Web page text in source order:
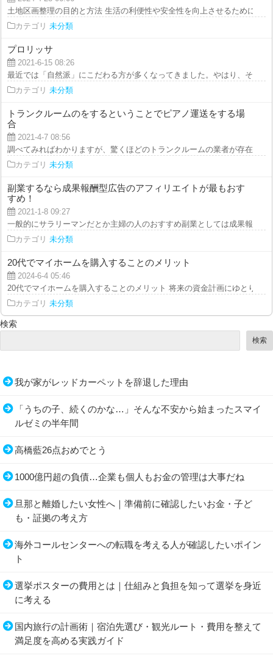
土地区画整理の目的と方法 生活の利便性や安全性を向上させるために、
カテゴリ 未分類
プロリッサ
2021-6-15 08:26
最近では「自然派」にこだわる方が多くなってきました。やはり、それだ
カテゴリ 未分類
トランクルームのをするということでピアノ運送をする場
合
2021-4-7 08:56
調べてみればわかりますが、驚くほどのトランクルームの業者が存在しま
カテゴリ 未分類
副業するなら成果報酬型広告のアフィリエイトが最もおす
すめ！
2021-1-8 09:27
一般的にサラリーマンだとか主婦の人のおすすめ副業としては成果報酬型
カテゴリ 未分類
20代でマイホームを購入することのメリット
2024-6-4 05:46
20代でマイホームを購入することのメリット 将来の資金計画にゆとりを
カテゴリ 未分類
検索
検索
我が家がレッドカーペットを辞退した理由
「うちの子、続くのかな…」そんな不安から始まったスマイ
ルゼミの半年間
高橋藍26点おめでとう
1000億円超の負債…企業も個人もお金の管理は大事だね
旦那と離婚したい女性へ｜準備前に確認したいお金・子ど
も・証拠の考え方
海外コールセンターへの転職を考える人が確認したいポイン
ト
選挙ポスターの費用とは｜仕組みと負担を知って選挙を身近
に考える
国内旅行の計画術｜宿泊先選び・観光ルート・費用を整えて
満足度を高める実践ガイド